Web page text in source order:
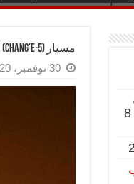
مسبار (Chang’e-5) الصيني في رحلة الى القمر للحصول على عيِّنة منه، وناسا تأمل في رؤية البيانات.
30 نوفمبر، 2020
8